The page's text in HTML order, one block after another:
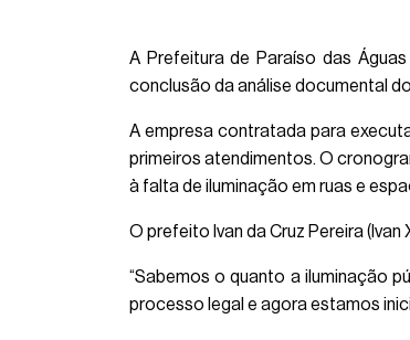
A Prefeitura de Paraíso das
conclusão da análise documental
A empresa contratada para
primeiros atendimentos. O
à falta de iluminação em ruas e
O prefeito Ivan da Cruz Pereira
“Sabemos o quanto a iluminação
processo legal e agora estamos